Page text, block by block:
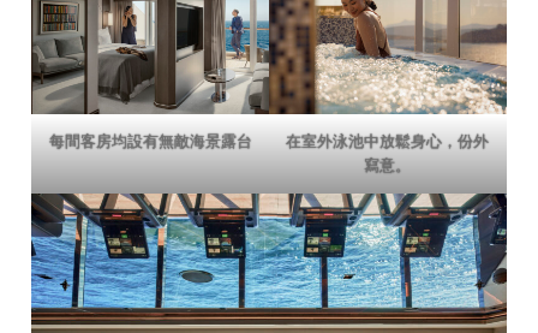
每間客房均設有無敵海景露台
在室外泳池中放鬆身心，份外
寫意。